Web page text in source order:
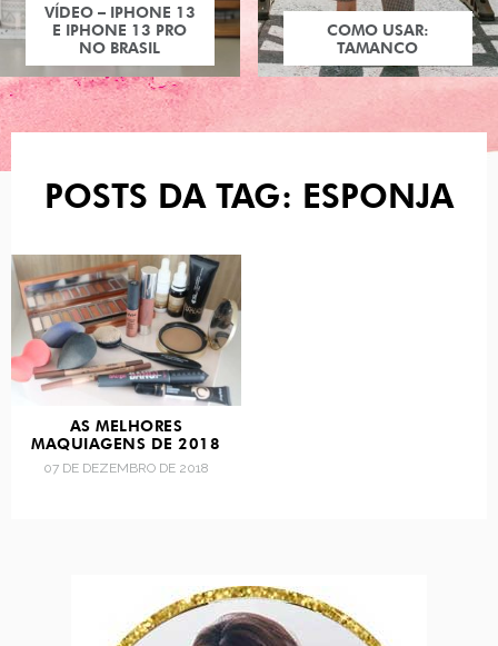
VÍDEO – IPHONE 13
E IPHONE 13 PRO
NO BRASIL
COMO USAR:
TAMANCO
POSTS DA TAG: ESPONJA
AS MELHORES
MAQUIAGENS DE 2018
07 DE DEZEMBRO DE 2018